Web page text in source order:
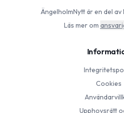
ÄngelholmNyttär en del av
Läs mer om
Cookies
Upphovsrätt